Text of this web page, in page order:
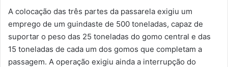
A colocação das três partes da passarela exigiu um
emprego de um guindaste de 500 toneladas, capaz de
suportar o peso das 25 toneladas do gomo central e das
15 toneladas de cada um dos gomos que completam a
passagem. A operação exigiu ainda a interrupção do